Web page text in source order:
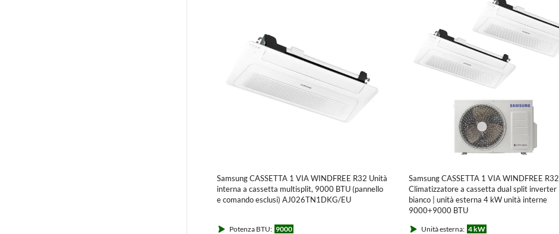
Samsung CASSETTA 1 VIA WINDFREE R32 Unità
interna a cassetta multisplit, 9000 BTU (pannello
e comando esclusi) AJ026TN1DKG/EU
Potenza BTU: 9000
Samsung CASSETTA 1 VIA WINDFREE R32
Climatizzatore a cassetta dual split inverter
bianco | unità esterna 4 kW unità interne
9000+9000 BTU
Unità esterna: 4 kW